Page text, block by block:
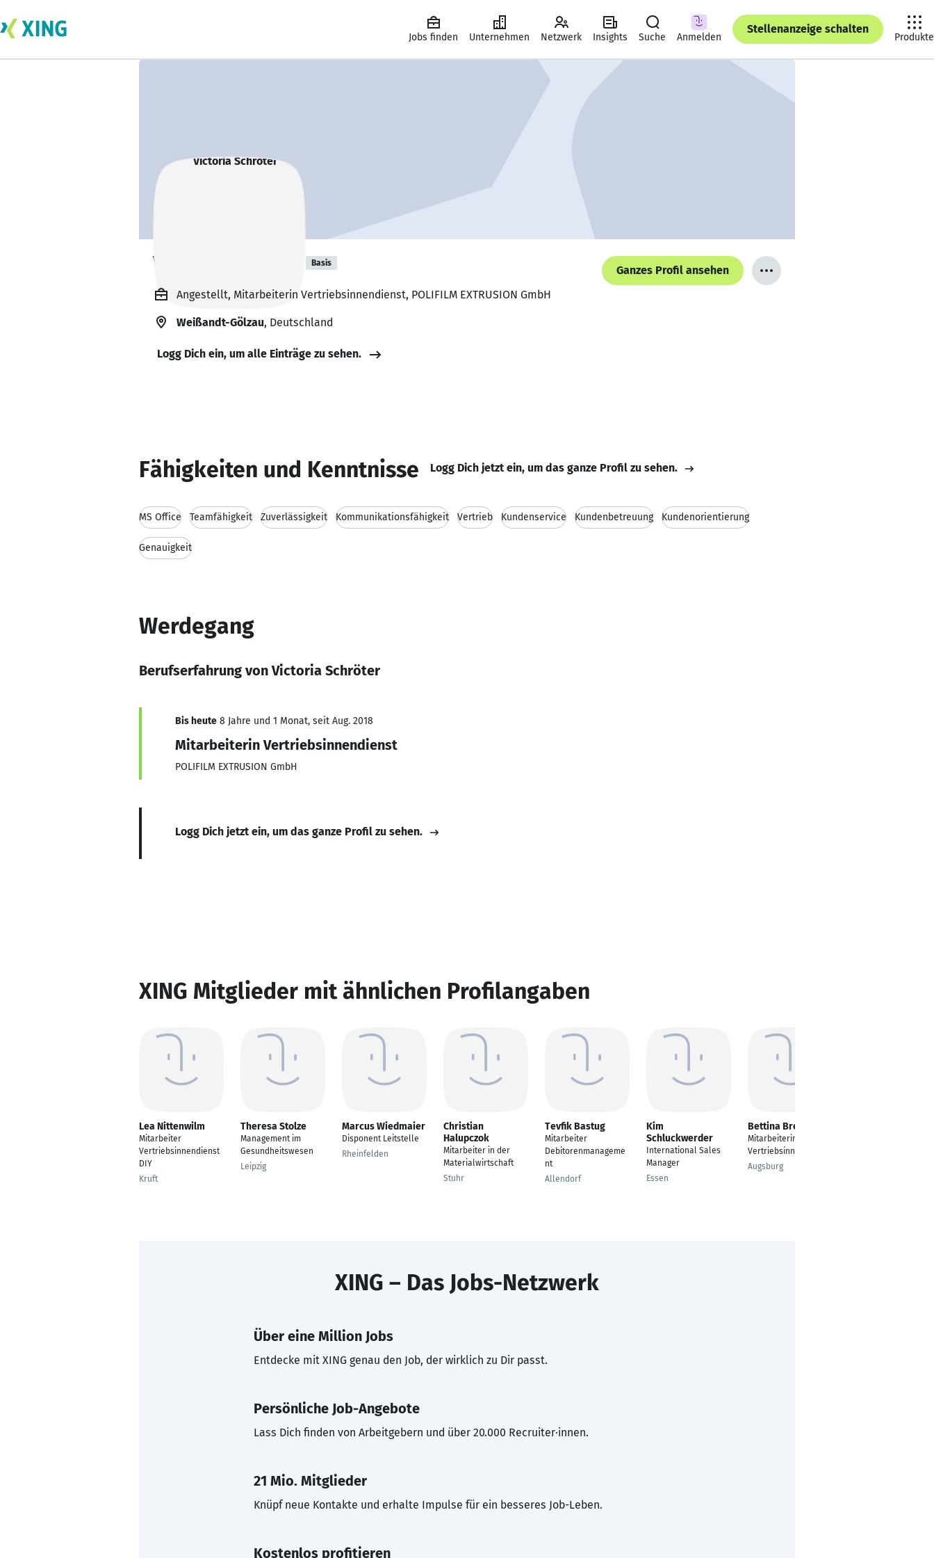
Jobs finden Unternehmen Netzwerk Insights Suche Anmelden
Stellenanzeige schalten
Produkte
Victoria Schröter Basis
Ganzes Profil ansehen
Angestellt, Mitarbeiterin Vertriebsinnendienst, POLIFILM EXTRUSION GmbH
Weißandt-Gölzau, Deutschland
Logg Dich ein, um alle Einträge zu sehen.
Fähigkeiten und Kenntnisse Logg Dich jetzt ein, um das ganze Profil zu sehen.
MS Office Teamfähigkeit Zuverlässigkeit Kommunikationsfähigkeit Vertrieb Kundenservice Kundenbetreuung Kundenorientierung
Genauigkeit
Werdegang
Berufserfahrung von Victoria Schröter
Bis heute 8 Jahre und 1 Monat, seit Aug. 2018
Mitarbeiterin Vertriebsinnendienst
POLIFILM EXTRUSION GmbH
Logg Dich jetzt ein, um das ganze Profil zu sehen.
XING Mitglieder mit ähnlichen Profilangaben
Lea Nittenwilm
Mitarbeiter
Vertriebsinnendienst
DIY
Kruft
Theresa Stolze
Management im
Gesundheitswesen
Leipzig
Marcus Wiedmaier
Disponent Leitstelle
Rheinfelden
Christian
Halupczok
Mitarbeiter in der
Materialwirtschaft
Stuhr
Tevfik Bastug
Mitarbeiter
Debitorenmanageme
nt
Allendorf
Kim
Schluckwerder
International Sales
Manager
Essen
Bettina Brenner
Mitarbeiterin
Vertriebsinnendienst
Augsburg
XING – Das Jobs-Netzwerk
Über eine Million Jobs
Entdecke mit XING genau den Job, der wirklich zu Dir passt.
Persönliche Job-Angebote
Lass Dich finden von Arbeitgebern und über 20.000 Recruiter·innen.
21 Mio. Mitglieder
Knüpf neue Kontakte und erhalte Impulse für ein besseres Job-Leben.
Kostenlos profitieren